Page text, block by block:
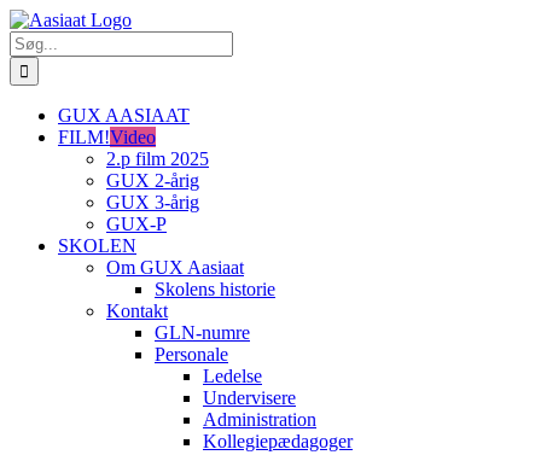
Skip
to
content
Søg
efter:
GUX AASIAAT
FILM!Video
2.p film 2025
GUX 2-årig
GUX 3-årig
GUX-P
SKOLEN
Om GUX Aasiaat
Skolens historie
Kontakt
GLN-numre
Personale
Ledelse
Undervisere
Administration
Kollegiepædagoger